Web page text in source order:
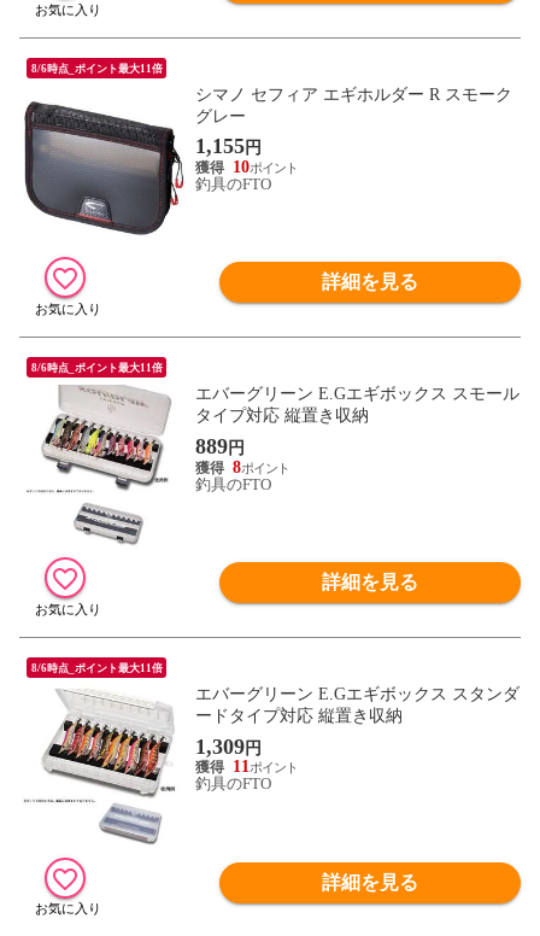
8/6時点_ポイント最大11倍
シマノ セフィア エギホルダー R スモーク
グレー
1,155円
10
釣具のFTO
詳細を見る
8/6時点_ポイント最大11倍
エバーグリーン E.Gエギボックス スモール
タイプ対応 縦置き収納
889円
8
釣具のFTO
詳細を見る
8/6時点_ポイント最大11倍
エバーグリーン E.Gエギボックス スタンダ
ードタイプ対応 縦置き収納
1,309円
11
釣具のFTO
詳細を見る